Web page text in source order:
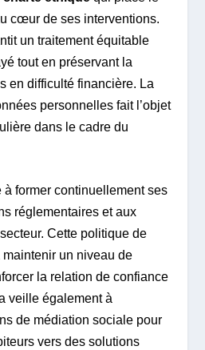
cœur de ses interventions.
un traitement équitable
tout en préservant la
en difficulté financière. La
personnelles fait l’objet
dans le cadre du
à former continuellement ses
réglementaires et aux
Cette politique de
un niveau de
la relation de confiance
veille également à
de médiation sociale pour
vers des solutions